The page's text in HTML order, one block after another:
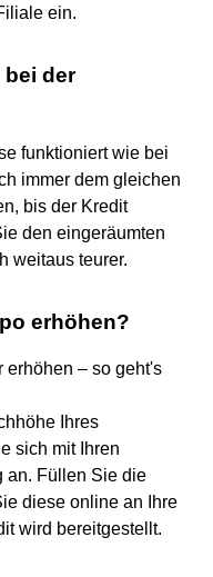
ein.
der
funktioniert wie bei
immer dem gleichen
bis der Kredit
den eingeräumten
weitaus teurer.
erhöhen?
erhöhen – so geht's
Ihres
sich mit Ihren
an. Füllen Sie die
diese online an Ihre
wird bereitgestellt.